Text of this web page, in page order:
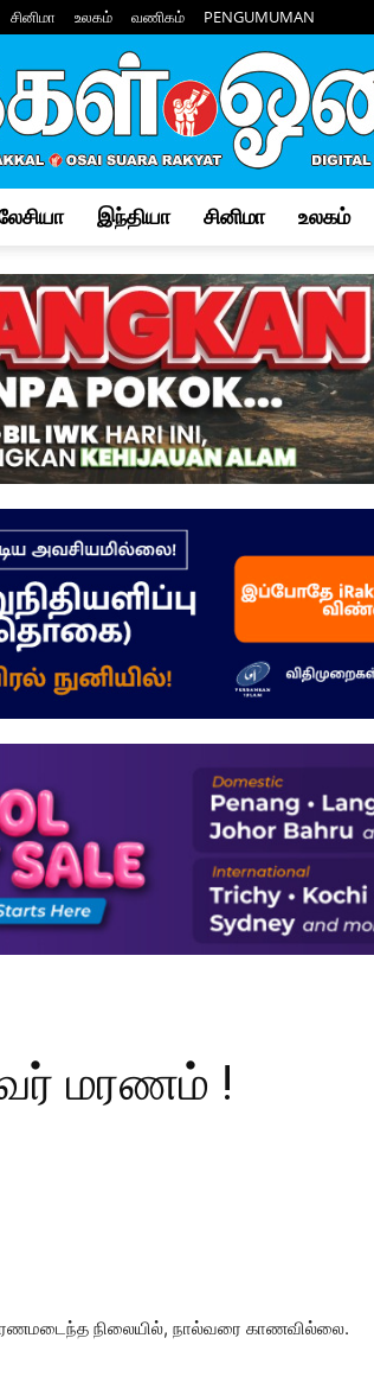
சினிமா உலகம் வணிகம் PENGUMUMAN
Osai
–
மக்கள்
இந்தியா சினிமா உலகம்
மரணம் !
மரணமடைந்த நிலையில், நால்வரை காணவில்லை.